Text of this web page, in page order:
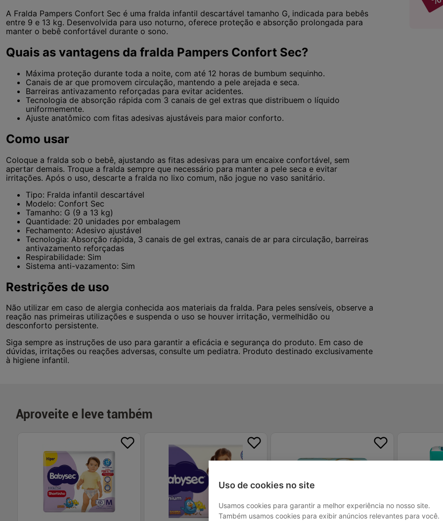
Uso de cookies no site
Usamos cookies para garantir a melhor experiência no nosso site.
Também usamos cookies para exibir anúncios relevantes para você.
A Fralda Pampers Confort Sec é uma fralda infantil descartável tamanho G, indicada para bebês
entre 9 e 13 kg. Desenvolvida para uso noturno, oferece proteção e absorção prolongada para
manter o bebê confortável durante o sono.
Quais as vantagens da fralda Pampers Confort Sec?
Máxima proteção durante toda a noite, com até 12 horas de bumbum sequinho.
Canais de ar que promovem circulação, mantendo a pele arejada e seca.
Barreiras antivazamento reforçadas para evitar acidentes.
Tecnologia de absorção rápida com 3 canais de gel extras que distribuem o líquido
uniformemente.
Ajuste anatômico com fitas adesivas ajustáveis para maior conforto.
Como usar
Coloque a fralda sob o bebê, ajustando as fitas adesivas para um encaixe confortável, sem
apertar demais. Troque a fralda sempre que necessário para manter a pele seca e evitar
irritações. Após o uso, descarte a fralda no lixo comum, não jogue no vaso sanitário.
Tipo: Fralda infantil descartável
Modelo: Confort Sec
Tamanho: G (9 a 13 kg)
Quantidade: 20 unidades por embalagem
Fechamento: Adesivo ajustável
Tecnologia: Absorção rápida, 3 canais de gel extras, canais de ar para circulação, barreiras
antivazamento reforçadas
Respirabilidade: Sim
Sistema anti-vazamento: Sim
Restrições de uso
Não utilizar em caso de alergia conhecida aos materiais da fralda. Para peles sensíveis, observe a
reação nas primeiras utilizações e suspenda o uso se houver irritação, vermelhidão ou
desconforto persistente.
Siga sempre as instruções de uso para garantir a eficácia e segurança do produto. Em caso de
dúvidas, irritações ou reações adversas, consulte um pediatra. Produto destinado exclusivamente
à higiene infantil.
Aproveite e leve também